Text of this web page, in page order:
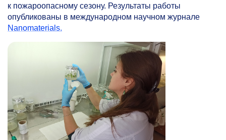
к пожароопасному сезону. Результаты работы
опубликованы в международном научном журнале
Nanomaterials.